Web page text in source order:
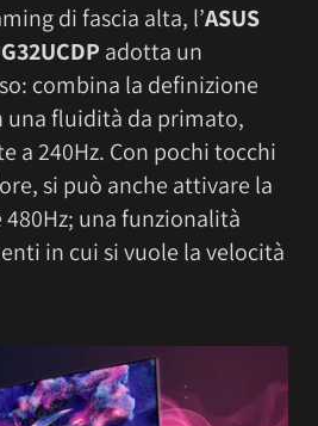
di fascia alta, l’ASUS
adotta un
combina la definizione
una fluidità da primato,
a 240Hz. Con pochi tocchi
si può anche attivare la
una funzionalità
in cui si vuole la velocità